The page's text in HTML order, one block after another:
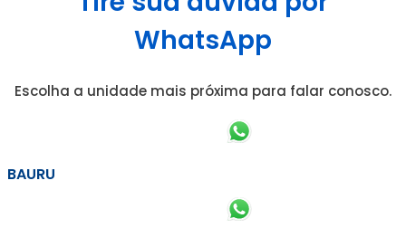
WhatsApp
Escolha a unidade mais próxima para falar conosco.
BAURU